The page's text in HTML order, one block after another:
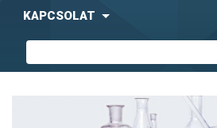
KAPCSOLAT